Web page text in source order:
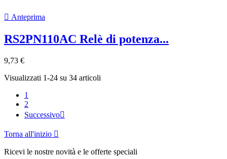
 Anteprima
RS2PN110AC Relè di potenza...
9,73 €
Visualizzati 1-24 su 34 articoli
1
2
Successivo
Torna all'inizio 
Ricevi le nostre novità e le offerte speciali